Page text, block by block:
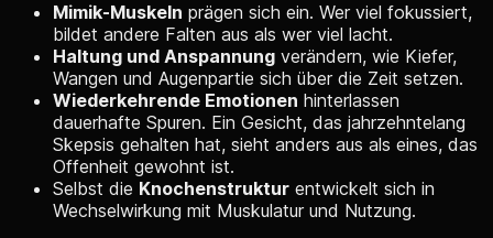
Mimik-Muskeln prägen sich ein. Wer viel fokussiert,
bildet andere Falten aus als wer viel lacht.
Haltung und Anspannung verändern, wie Kiefer,
Wangen und Augenpartie sich über die Zeit setzen.
Wiederkehrende Emotionen hinterlassen
dauerhafte Spuren. Ein Gesicht, das jahrzehntelang
Skepsis gehalten hat, sieht anders aus als eines, das
Offenheit gewohnt ist.
Selbst die Knochenstruktur entwickelt sich in
Wechselwirkung mit Muskulatur und Nutzung.